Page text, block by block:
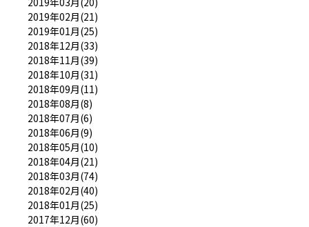
2019年02月(21)
2019年01月(25)
2018年12月(33)
2018年11月(39)
2018年10月(31)
2018年09月(11)
2018年08月(8)
2018年07月(6)
2018年06月(9)
2018年05月(10)
2018年04月(21)
2018年03月(74)
2018年02月(40)
2018年01月(25)
2017年12月(60)